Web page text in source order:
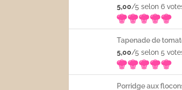
5,00/5 selon 6
5,00/5 selon 5